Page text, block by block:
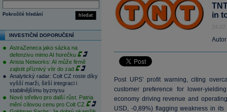
hledat
Pokročilé hledání
INVESTIČNÍ DOPORUČENÍ
AstraZeneca jako sázka na
defenzivu mimo AI horečku
Arista Networks: AI může firmě
zajistit příznivý vítr do zad
Analytický radar: Colt CZ roste díky
vyšší marži, širší integraci i
stabilnějšímu byznysu
Nové střelivo pro další růst. Patria
mění cílovou cenu pro Colt CZ
in
Post UPS’ profit warning, citing
customer preference for lower-
economy driving revenue and
USD, -0,89%) flagging weakness in